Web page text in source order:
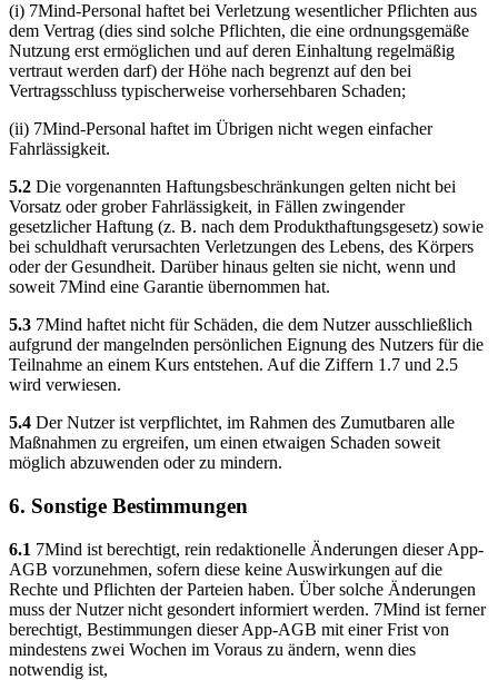
(i) 7Mind-Personal haftet bei Verletzung wesentlicher Pflichten aus
dem Vertrag (dies sind solche Pflichten, die eine ordnungsgemäße
Nutzung erst ermöglichen und auf deren Einhaltung regelmäßig
vertraut werden darf) der Höhe nach begrenzt auf den bei
Vertragsschluss typischerweise vorhersehbaren Schaden;
(ii) 7Mind-Personal haftet im Übrigen nicht wegen einfacher
Fahrlässigkeit.
5.2 Die vorgenannten Haftungsbeschränkungen gelten nicht bei
Vorsatz oder grober Fahrlässigkeit, in Fällen zwingender
gesetzlicher Haftung (z. B. nach dem Produkthaftungsgesetz) sowie
bei schuldhaft verursachten Verletzungen des Lebens, des Körpers
oder der Gesundheit. Darüber hinaus gelten sie nicht, wenn und
soweit 7Mind eine Garantie übernommen hat.
5.3 7Mind haftet nicht für Schäden, die dem Nutzer ausschließlich
aufgrund der mangelnden persönlichen Eignung des Nutzers für die
Teilnahme an einem Kurs entstehen. Auf die Ziffern 1.7 und 2.5
wird verwiesen.
5.4 Der Nutzer ist verpflichtet, im Rahmen des Zumutbaren alle
Maßnahmen zu ergreifen, um einen etwaigen Schaden soweit
möglich abzuwenden oder zu mindern.
6. Sonstige Bestimmungen
6.1 7Mind ist berechtigt, rein redaktionelle Änderungen dieser App-
AGB vorzunehmen, sofern diese keine Auswirkungen auf die
Rechte und Pflichten der Parteien haben. Über solche Änderungen
muss der Nutzer nicht gesondert informiert werden. 7Mind ist ferner
berechtigt, Bestimmungen dieser App-AGB mit einer Frist von
mindestens zwei Wochen im Voraus zu ändern, wenn dies
notwendig ist,